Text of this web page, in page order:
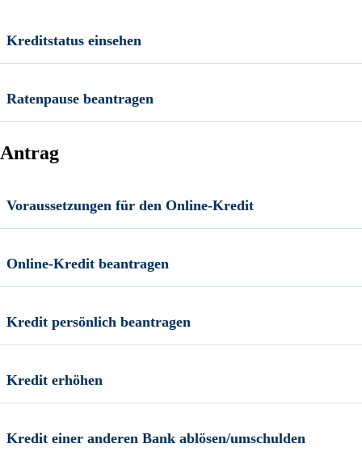
Kreditstatus einsehen
Ratenpause beantragen
Antrag
Voraussetzungen für den Online-Kredit
Online-Kredit beantragen
Kredit persönlich beantragen
Kredit erhöhen
Kredit einer anderen Bank ablösen/umschulden